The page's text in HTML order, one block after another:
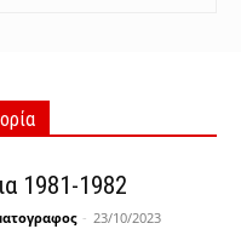
1981-1982
- 23/10/2023